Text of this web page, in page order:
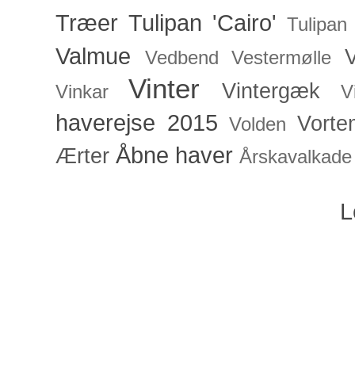
Træer Tulipan 'Cairo'
Valmue Vedbend Vestermølle
Vinkar Vinter Vintergæk
haverejse 2015 Volden
Ærter Åbne haver Årskavalkade